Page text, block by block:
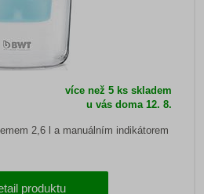
více než 5 ks skladem
u vás doma12. 8.
2,6 l a manuálním indikátorem
produktu